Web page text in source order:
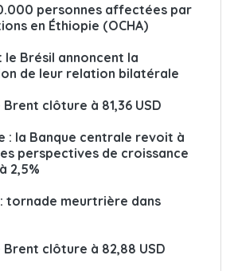
personnes affectées par
en Éthiopie (OCHA)
le Brésil annoncent la
de leur relation bilatérale
clôture à 81,36 USD
: la Banque centrale revoit à
perspectives de croissance
2,5%
tornade meurtrière dans
clôture à 82,88 USD